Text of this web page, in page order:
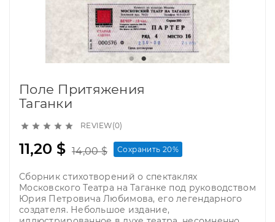
Поле Притяжения
Таганки
     REVIEW(0)
11,20 $ 14,00 $ Сохранить 20%
Сборник стихотворений о спектаклях
Московского Театра на Таганке под руководством
Юрия Петровича Любимова, его легендарного
создателя. Небольшое издание,